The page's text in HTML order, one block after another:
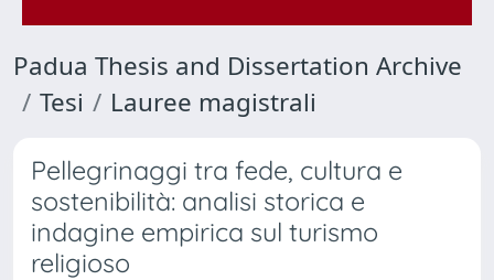
Padua Thesis and Dissertation Archive
Tesi
Lauree magistrali
Pellegrinaggi tra fede, cultura e
sostenibilità: analisi storica e
indagine empirica sul turismo
religioso